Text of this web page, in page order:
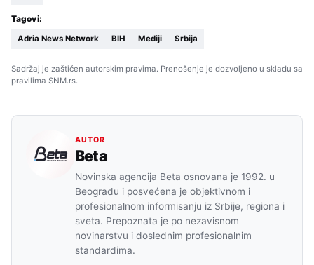
Tagovi:
Adria News Network BIH Mediji Srbija
Sadržaj je zaštićen autorskim pravima. Prenošenje je dozvoljeno u skladu sa
pravilima SNM.rs.
AUTOR
Beta
Novinska agencija Beta osnovana je 1992. u
Beogradu i posvećena je objektivnom i
profesionalnom informisanju iz Srbije, regiona i
sveta. Prepoznata je po nezavisnom
novinarstvu i doslednim profesionalnim
standardima.